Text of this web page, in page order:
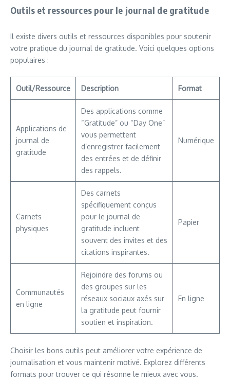
Outils et ressources pour le journal de gratitude
Il existe divers outils et ressources disponibles pour soutenir
votre pratique du journal de gratitude. Voici quelques options
populaires :
Outil/Ressource Description Format
Applications de
journal de
gratitude
Des applications comme
“Gratitude” ou “Day One”
vous permettent
d’enregistrer facilement
des entrées et de définir
des rappels.
Numérique
Carnets
physiques
Des carnets
spécifiquement conçus
pour le journal de
gratitude incluent
souvent des invites et des
citations inspirantes.
Papier
Communautés
en ligne
Rejoindre des forums ou
des groupes sur les
réseaux sociaux axés sur
la gratitude peut fournir
soutien et inspiration.
En ligne
Choisir les bons outils peut améliorer votre expérience de
journalisation et vous maintenir motivé. Explorez différents
formats pour trouver ce qui résonne le mieux avec vous.